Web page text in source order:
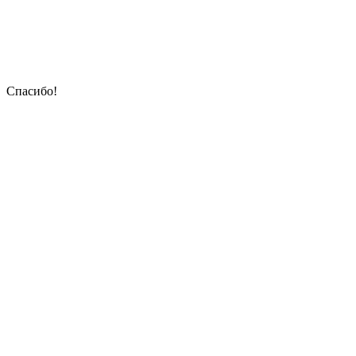
Спасибо!